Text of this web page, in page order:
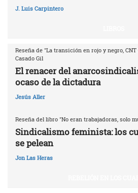
J. Luis Carpintero
Reseña de "La transición en rojo y negro, CNT
Casado Gil
El renacer del
ocaso de la dictadura
Jesús Aller
Reseña del libro "No eran trabajadoras, solo
Sindicalismo feminista: los
se pelean
Jon Las Heras